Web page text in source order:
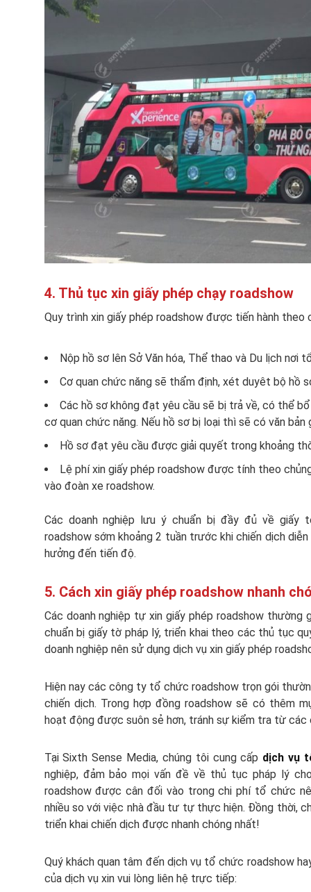
4. Thủ tục xin giấy phép chạy roadshow
Quy trình xin giấy phép roadshow được tiến hành theo
Nộp hồ sơ lên Sở Văn hóa, Thể thao và Du lịch nơi
Cơ quan chức năng sẽ thẩm định, xét duyêt bộ hồ
Các hồ sơ không đạt yêu cầu sẽ bị trả về, có thể
cơ quan chức năng. Nếu hồ sơ bị loại thì sẽ có văn bản
Hồ sơ đạt yêu cầu được giải quyết trong khoảng
Lệ phí xin giấy phép roadshow được tính theo
vào đoàn xe roadshow.
Các doanh nghiệp lưu ý chuẩn bị đầy đủ về giấy
roadshow sớm khoảng 2 tuần trước khi chiến dịch
hưởng đến tiến độ.
5. Cách xin giấy phép roadshow nhanh
Các doanh nghiệp tự xin giấy phép roadshow thường
chuẩn bị giấy tờ pháp lý, triển khai theo các thủ tục
doanh nghiệp nên sử dụng dịch vụ xin giấy phép
Hiện nay các công ty tổ chức roadshow trọn gói
chiến dịch. Trong hợp đồng roadshow sẽ có thêm
hoạt động được suôn sẻ hơn, tránh sự kiểm tra từ các
Tại Sixth Sense Media, chúng tôi cung cấp dịch vụ
nghiệp, đảm bảo mọi vấn đề về thủ tục pháp lý
roadshow được cân đối vào trong chi phí tổ chức
nhiều so với việc nhà đầu tư tự thực hiện. Đồng thời,
triển khai chiến dịch được nhanh chóng nhất!
Quý khách quan tâm đến dịch vụ tổ chức roadshow
của dịch vụ xin vui lòng liên hệ trực tiếp: